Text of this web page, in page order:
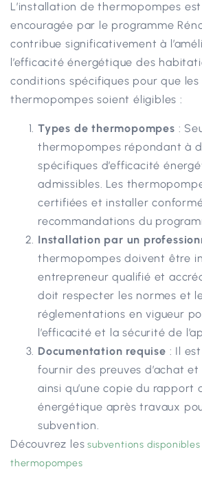
L’installation de thermopompes
encouragée par le programme
contribue significativement à
l’efficacité énergétique des
conditions spécifiques pour que
thermopompes soient éligibles :
Types de thermopompes :
thermopompes répondant à
spécifiques d’efficacité
admissibles. Les
certifiées et installer
recommandations du
Installation par un
thermopompes doivent être
entrepreneur qualifié et
doit respecter les normes et
réglementations en vigueur
l’efficacité et la sécurité de
Documentation requise : Il
fournir des preuves d’achat et
ainsi qu’une copie du rapport
énergétique après travaux
subvention.
Découvrez les subventions
thermopompes